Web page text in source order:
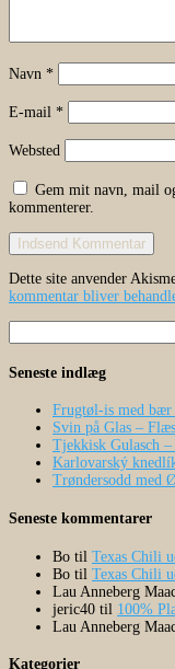
Navn *
E-mail *
Websted
Gem mit navn, mail
kommenterer.
Dette site anvender
kommentar bliver
efter:
Seneste indlæg
Frugtøl-is med bær
Svin på Glas –
Tjekkisk Gulasch –
Karlovarský
Trøndersodd med
Seneste kommentarer
Bo til Texas Chili
Bo til Texas Chili
Lau Anneberg
jeric40 til 100%
Lau Anneberg
Kategorier